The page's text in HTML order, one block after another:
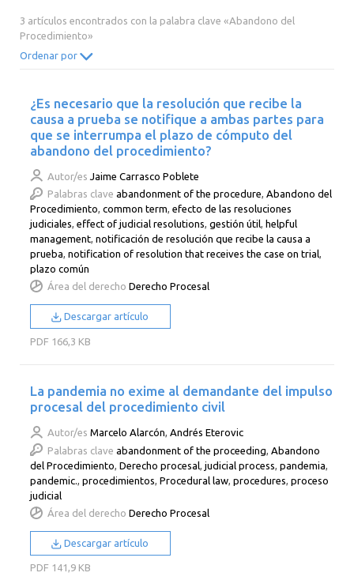
3 artículos encontrados con la palabra clave «Abandono del
Procedimiento»
Ordenar por
¿Es necesario que la resolución que recibe la
causa a prueba se notifique a ambas partes para
que se interrumpa el plazo de cómputo del
abandono del procedimiento?
Autor/es Jaime Carrasco Poblete
Palabras clave abandonment of the procedure,Abandono del
Procedimiento,common term,efecto de las resoluciones
judiciales,effect of judicial resolutions,gestión útil, helpful
management,notificación de resolución que recibe la causa a
prueba,notification of resolution that receives the case on trial,
plazo común
Área del derecho Derecho Procesal
Descargar artículo
PDF 166,3 KB
La pandemia no exime al demandante del impulso
procesal del procedimiento civil
Autor/es Marcelo Alarcón,Andrés Eterovic
Palabras clave abandonment of the proceeding Abandono
del Procedimiento ,Derecho procesal ,judicial process ,pandemia
pandemic.
,procedimientos ,Procedural law ,procedures ,proceso
judicial
Área del derecho Derecho Procesal
Descargar artículo
PDF 141,9 KB